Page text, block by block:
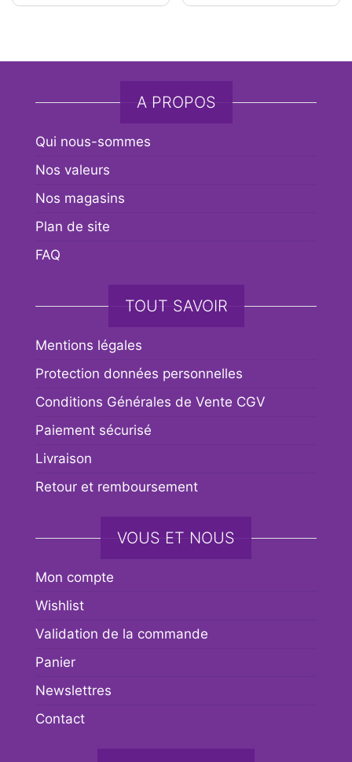
A PROPOS
Qui nous-sommes
Nos valeurs
Nos magasins
Plan de site
FAQ
TOUT SAVOIR
Mentions légales
Protection données personnelles
Conditions Générales de Vente CGV
Paiement sécurisé
Livraison
Retour et remboursement
VOUS ET NOUS
Mon compte
Wishlist
Validation de la commande
Panier
Newslettres
Contact